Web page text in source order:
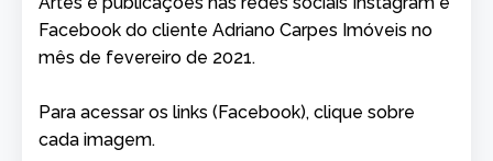
Facebook do cliente Adriano Carpes Imóveis no
mês de fevereiro de 2021.
Para acessar os links (Facebook), clique sobre
cada imagem.